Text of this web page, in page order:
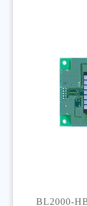
BL2000-